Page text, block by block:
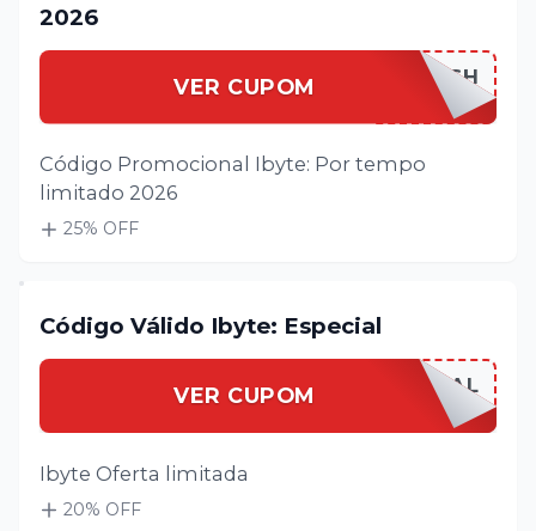
2026
VER CUPOM IBYTEFLASH
Código Promocional Ibyte: Por tempo
limitado 2026
25% OFF
Código Válido Ibyte: Especial
VER CUPOMIBYTEESPECIAL
Ibyte Oferta limitada
20% OFF